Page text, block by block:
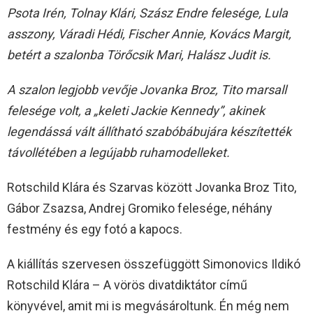
Psota Irén, Tolnay Klári, Szász Endre felesége, Lula
asszony, Váradi Hédi, Fischer Annie, Kovács Margit,
betért a szalonba Törőcsik Mari, Halász Judit is.
A szalon legjobb vevője Jovanka Broz, Tito marsall
felesége volt, a „keleti Jackie Kennedy”, akinek
legendássá vált állítható szabóbábujára készítették
távollétében a legújabb ruhamodelleket.
Rotschild Klára és Szarvas között Jovanka Broz Tito,
Gábor Zsazsa, Andrej Gromiko felesége, néhány
festmény és egy fotó a kapocs.
A kiállítás szervesen összefüggött Simonovics Ildikó
Rotschild Klára – A vörös divatdiktátor című
könyvével, amit mi is megvásároltunk. Én még nem